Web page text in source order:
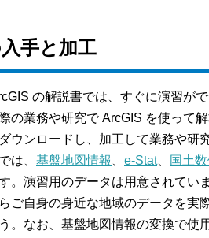
手と加工
の解説書では、すぐに演習が
の業務や研究で ArcGIS を使って
ウンロードし、加工して業務や研
は、 基盤地図情報 e-Stat、 国土
。演習用のデータは用意されてい
ご自身の身近な地域のデータを実
。なお、基盤地図情報の変換で使